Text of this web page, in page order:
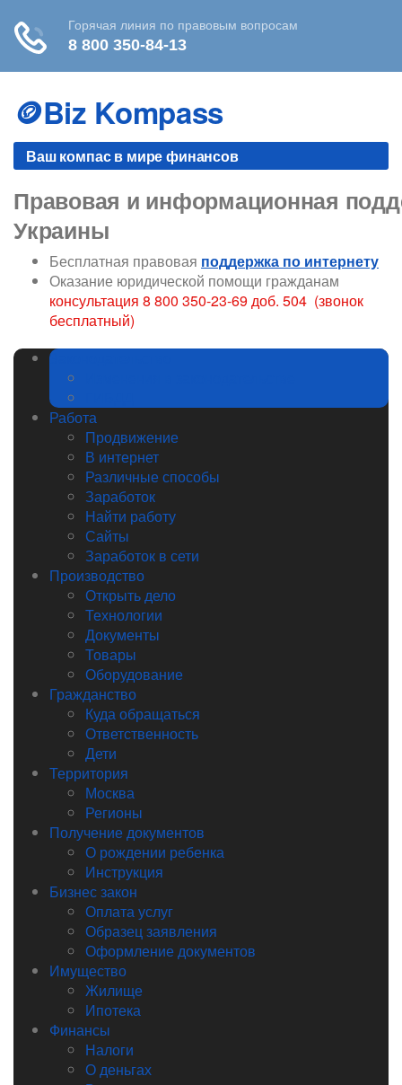
content
🪙Biz Kompass
Ваш компас в мире финансов
Правовая и информационная
Украины
Бесплатная правовая поддержка по интернету
Оказание юридической помощи гражданам
консультация 8 800 350-23-69 доб. 504 (звонок
бесплатный)
Законодательство
Работа
Продвижение
В интернет
Различные способы
Заработок
Найти работу
Сайты
Заработок в сети
Производство
Открыть дело
Технологии
Документы
Товары
Оборудование
Гражданство
Куда обращаться
Ответственность
Дети
Территория
Москва
Регионы
Получение документов
О рождении ребенка
Инструкция
Бизнес закон
Оплата услуг
Образец заявления
Оформление документов
Имущество
Жилище
Ипотека
Финансы
Налоги
О деньгах